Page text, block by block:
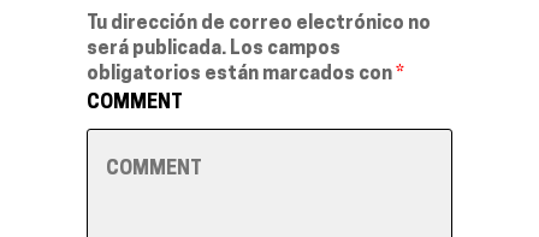
Tu dirección de correo electrónico no
será publicada. Los campos
obligatorios están marcados con *
COMMENT